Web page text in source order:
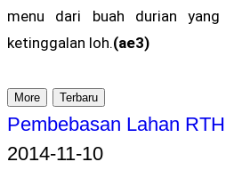
menu dari buah durian
ketinggalan loh.(ae3)
More Terbaru
Pembebasan Lahan
2014-11-10